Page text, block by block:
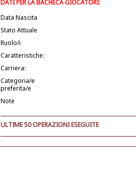
DATI PER LA BACHECA GIOCATORI:
Data Nascita
Stato Attuale
Ruolo/i
Caratteristiche:
Carriera:
Categoria/e
preferita/e
Note
ULTIME 50 OPERAZIONI ESEGUITE